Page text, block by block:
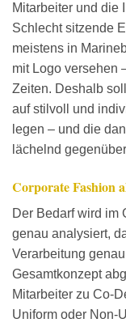
Mitarbeiter und die
Schlecht sitzende
meistens in
mit Logo versehen
Zeiten. Deshalb
auf stilvoll und
legen – und die
lächelnd
Corporate Fashion
Der Bedarf wird im
genau analysiert,
Verarbeitung
Gesamtkonzept
Mitarbeiter zu Co-
Uniform oder Non-